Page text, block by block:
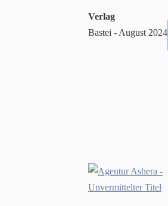
Verlag
Bastei - August 2024